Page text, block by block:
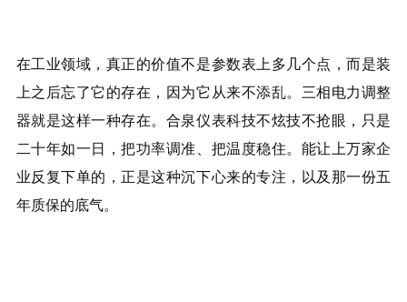
在工业领域，真正的价值不是参数表上多几个点，而是装
上之后忘了它的存在，因为它从来不添乱。三相电力调整
器就是这样一种存在。合泉仪表科技不炫技不抢眼，只是
二十年如一日，把功率调准、把温度稳住。能让上万家企
业反复下单的，正是这种沉下心来的专注，以及那一份五
年质保的底气。